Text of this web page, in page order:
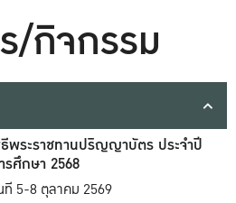
/กิจกรรม
พระราชทานปริญญาบัตร ประจำปี
รศึกษา 2568
ที่ 5-8 ตุลาคม 2569